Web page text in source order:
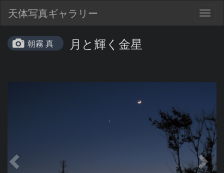
天体写真ギャラリー
朝霧 真 月と輝く金星